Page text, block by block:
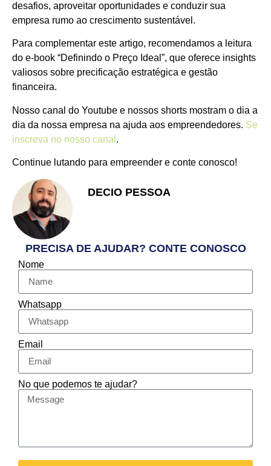
desafios, aproveitar oportunidades e conduzir sua
empresa rumo ao crescimento sustentável.
Para complementar este artigo, recomendamos a leitura
do e-book “Definindo o Preço Ideal”, que oferece insights
valiosos sobre precificação estratégica e gestão
financeira.
Nosso canal do Youtube e nossos shorts mostram o dia a
dia da nossa empresa na ajuda aos empreendedores. Se
inscreva no nosso canal .
Continue lutando para empreender e conte conosco!
DECIO PESSOA
PRECISA DE AJUDAR? CONTE CONOSCO
Nome
Whatsapp
Email
No que podemos te ajudar?